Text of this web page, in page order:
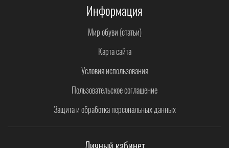
Информация
Мир обуви (статьи)
Карта сайта
Условия использования
Пользовательское соглашение
Защита и обработка персональных данных